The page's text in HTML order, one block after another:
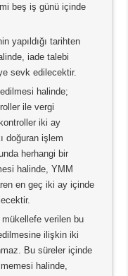
beş iş günü içinde
yapıldığı tarihten
iade talebi
sevk edilecektir.
halinde;
ile vergi
iki ay
doğuran işlem
herhangi bir
halinde, YMM
en geç iki ay içinde
verilen bu
ilişkin iki
Bu süreler içinde
halinde,